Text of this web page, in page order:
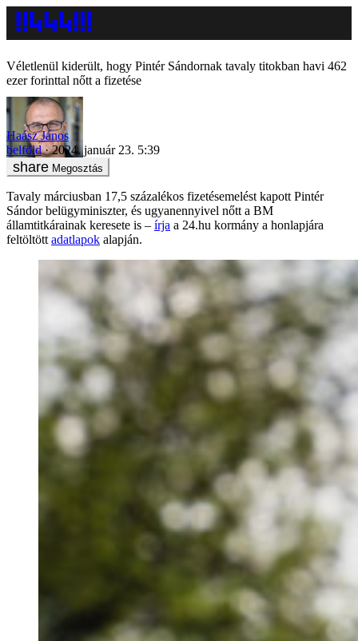
Véletlenül kiderült, hogy Pintér Sándornak tavaly titokban havi 462
ezer forinttal nőtt a fizetése
Haász János
belföld
2024. január 23. 5:39
Megosztás
Tavaly márciusban 17,5 százalékos fizetésemelést kapott Pintér
Sándor belügyminiszter, és ugyanennyivel nőtt a BM
államtitkárainak keresete is – írja a 24.hu kormány a honlapjára
feltöltött adatlapok alapján.